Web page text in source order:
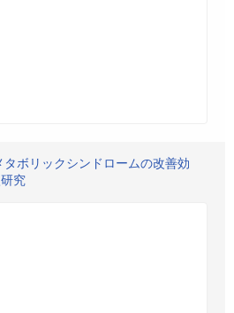
ボリックシンドロームの改善効
究